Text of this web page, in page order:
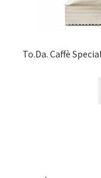
To.Da. Caffè